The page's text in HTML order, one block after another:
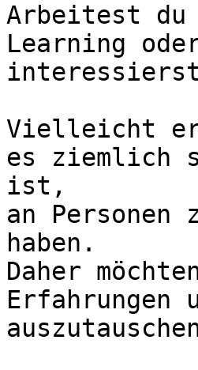
Arbeitest du
Learning
Vielleicht
es ziemlich
ist,
an
haben.
Daher
Erfahrungen